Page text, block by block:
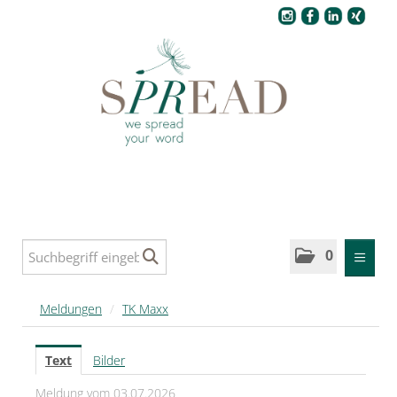
0
MELDUNGEN
SPREAD
SPREAD Medleys für Deutschland
Meldungen / TK Maxx
Text
Bilder
Meldung vom 03.07.2026